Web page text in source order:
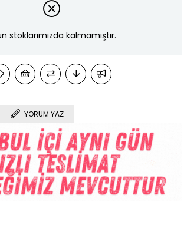
stoklarımızda kalmamıştır.
YORUM YAZ